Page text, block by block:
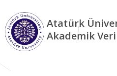
Atatürk
Akademik